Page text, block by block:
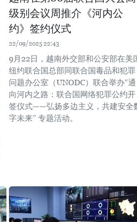
级别会议周推介《河内公
约》签约仪式
22/09/2025 22:43
9月22日，越南外交部和公安部在美
纽约联合国总部同联合国毒品和犯罪
问题办公室（UNODC）联合举办“通
向河内之路：联合国网络犯罪公约开
签仪式——弘扬多边主义，共建安全
字未来” 专题活动。